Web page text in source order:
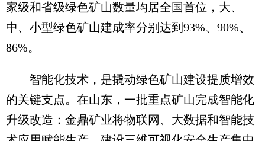
家级和省级绿色矿山数量均居全国首位，大、
中、小型绿色矿山建成率分别达到93%、90%、
86%。
智能化技术，是撬动绿色矿山建设提质增效
的关键支点。在山东，一批重点矿山完成智能化
升级改造：金鼎矿业将物联网、大数据和智能技